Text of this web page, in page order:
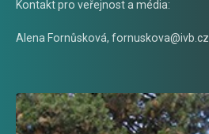
Kontakt pro veřejnost a média:
Alena Fornůsková, fornuskova@ivb.cz